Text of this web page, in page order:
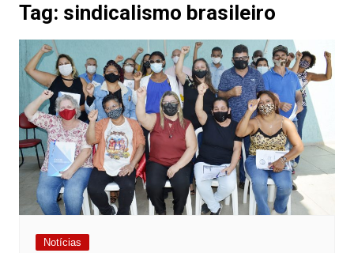
Tag: sindicalismo brasileiro
Notícias